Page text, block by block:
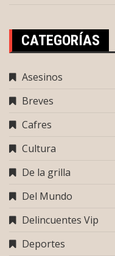
CATEGORÍAS
Asesinos
Breves
Cafres
Cultura
De la grilla
Del Mundo
Delincuentes Vip
Deportes